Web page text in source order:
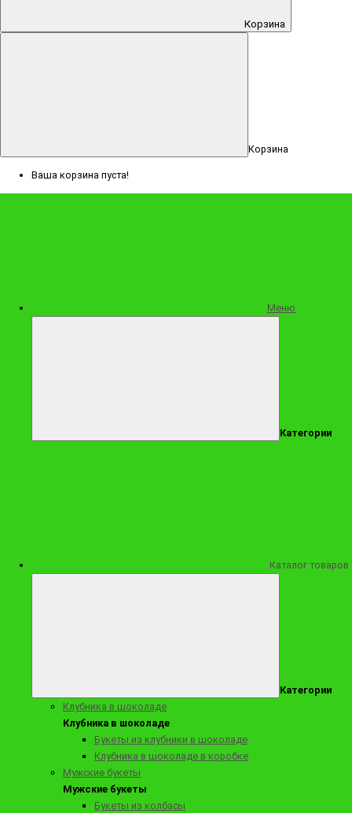
Корзина
Корзина
Ваша корзина пуста!
Меню
Категории
Каталог товаров
Категории
Клубника в шоколаде
Клубника в шоколаде
Букеты из клубники в шоколаде
Клубника в шоколаде в коробке
Мужские букеты
Мужские букеты
Букеты из колбасы
Заказать
Купить в 1 клик
Отзывов (0)
О товаре
зефир, конфеты Raffaello, маршмеллоу, кустовые розы